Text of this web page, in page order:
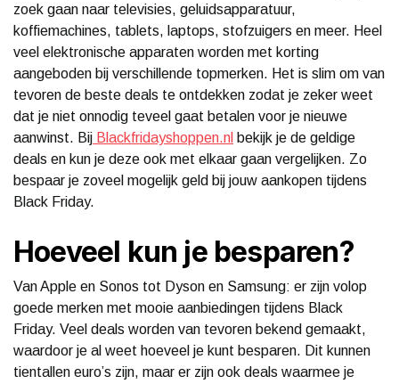
zoek gaan naar televisies, geluidsapparatuur,
koffiemachines, tablets, laptops, stofzuigers en meer. Heel
veel elektronische apparaten worden met korting
aangeboden bij verschillende topmerken. Het is slim om van
tevoren de beste deals te ontdekken zodat je zeker weet
dat je niet onnodig teveel gaat betalen voor je nieuwe
aanwinst. Bij Blackfridayshoppen.nl bekijk je de geldige
deals en kun je deze ook met elkaar gaan vergelijken. Zo
bespaar je zoveel mogelijk geld bij jouw aankopen tijdens
Black Friday.
Hoeveel kun je besparen?
Van Apple en Sonos tot Dyson en Samsung: er zijn volop
goede merken met mooie aanbiedingen tijdens Black
Friday. Veel deals worden van tevoren bekend gemaakt,
waardoor je al weet hoeveel je kunt besparen. Dit kunnen
tientallen euro’s zijn, maar er zijn ook deals waarmee je